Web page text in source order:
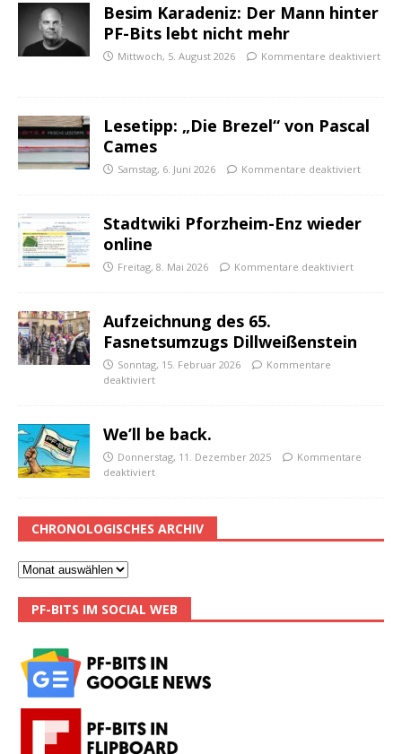
Besim Karadeniz: Der Mann hinter
PF-Bits lebt nicht mehr
Mittwoch, 5. August 2026 Kommentare deaktiviert
Lesetipp: „Die Brezel“ von Pascal
Cames
Samstag, 6. Juni 2026 Kommentare deaktiviert
Stadtwiki Pforzheim-Enz wieder
online
Freitag, 8. Mai 2026 Kommentare deaktiviert
Aufzeichnung des 65.
Fasnetsumzugs Dillweißenstein
Sonntag, 15. Februar 2026
Kommentare
deaktiviert
We’ll be back.
Donnerstag, 11. Dezember 2025
Kommentare
deaktiviert
CHRONOLOGISCHES ARCHIV
PF-BITS IM SOCIAL WEB